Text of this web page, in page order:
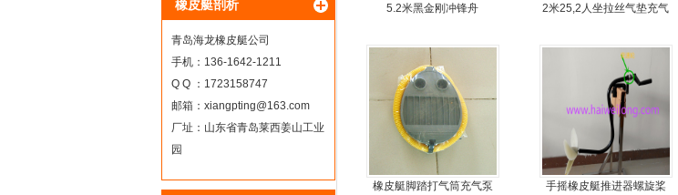
橡皮艇剖析
青岛海龙橡皮艇公司
手机：136-1642-1211
Q Q ：1723158747
邮箱： xiangpting@163.com
厂址：山东省青岛莱西姜山工业
园
5.2米黑金刚冲锋舟
2米25,2人坐拉丝气垫充气
橡皮艇脚踏打气筒充气泵
手摇橡皮艇推进器螺旋桨